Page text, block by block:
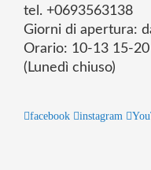
tel. +0693563138
Giorni di apertura:
Orario: 10-13 15-20
(Lunedì chiuso)
facebook instagram